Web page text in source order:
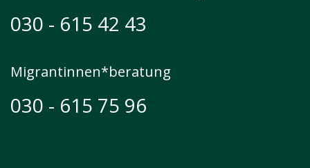
030 - 615 42 43
Migrantinnen*beratung
030 - 615 75 96